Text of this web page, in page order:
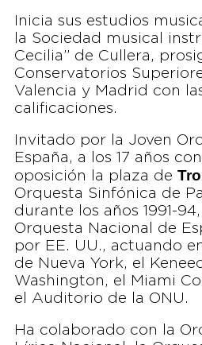
Inicia sus estudios
la Sociedad musical
Cecilia” de Cullera,
Conservatorios
Valencia y Madrid con
calificaciones.
Invitado por la Joven
España, a los 17 años
oposición la plaza de
Orquesta Sinfónica de
durante los años 1991-
Orquesta Nacional de
por EE. UU., actuando
de Nueva York, el
Washington, el Miami
el Auditorio de la ONU.
Ha colaborado con la